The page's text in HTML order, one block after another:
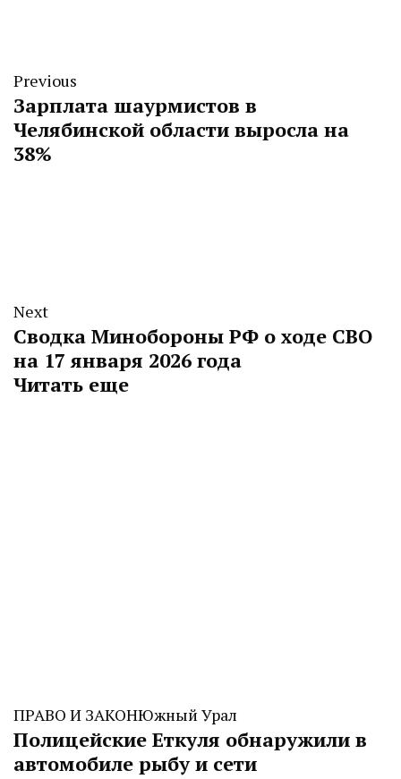
Previous
Зарплата шаурмистов в
Челябинской области выросла на
38%
Next
Сводка Минобороны РФ о ходе СВО
на 17 января 2026 года
Читать еще
ПРАВО И ЗАКОНЮжный Урал
Полицейские Еткуля обнаружили в
автомобиле рыбу и сети